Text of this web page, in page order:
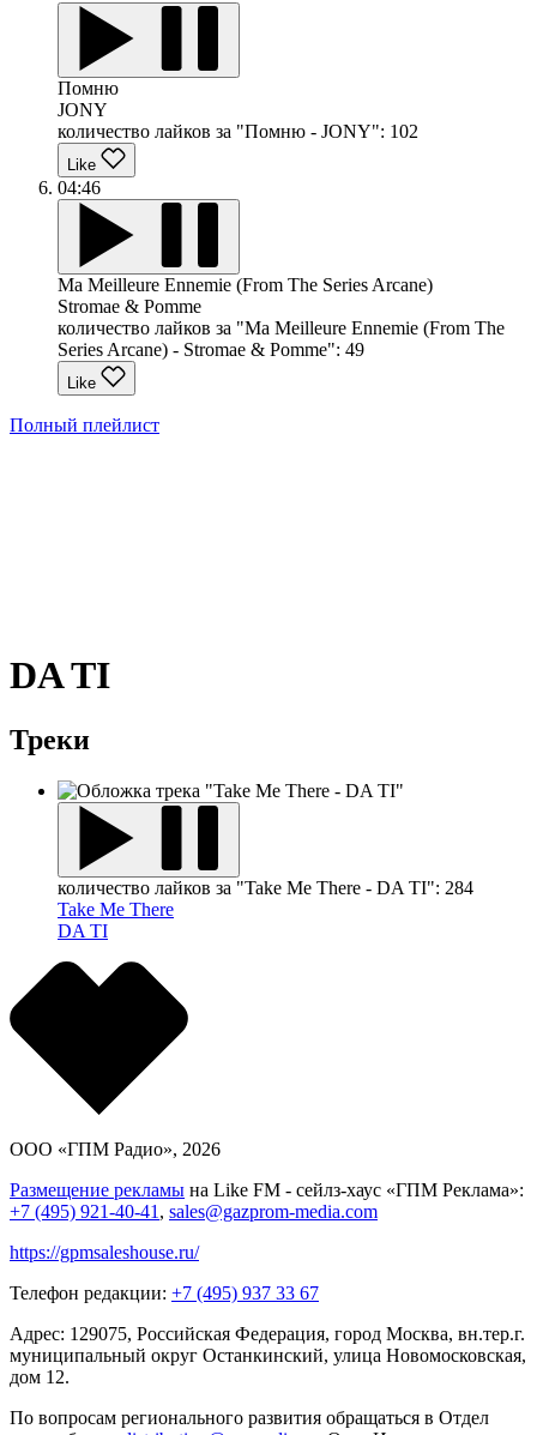
Помню
JONY
количество лайков за "Помню - JONY": 102
Like
04:46
Ma Meilleure Ennemie (From The Series Arcane)
Stromae & Pomme
количество лайков за "Ma Meilleure Ennemie (From The
Series Arcane) - Stromae & Pomme": 49
Like
Полный плейлист
DA TI
Треки
количество лайков за "Take Me There - DA TI": 284
Take Me There
DA TI
ООО «ГПМ Радио», 2026
Размещение рекламы на Like FM - сейлз-хаус «ГПМ Реклама»:
+7 (495) 921-40-41 , sales@gazprom-media.com
https://gpmsaleshouse.ru/
Телефон редакции: +7 (495) 937 33 67
Адрес: 129075, Российская Федерация, город Москва, вн.тер.г.
муниципальный округ Останкинский, улица Новомосковская,
дом 12.
По вопросам регионального развития обращаться в Отдел